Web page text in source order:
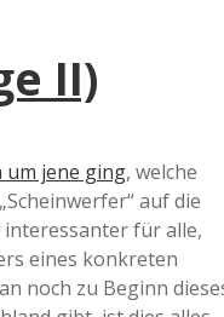
II)
um jene ging, welche
auf die
interessanter für alle,
eines konkreten
noch zu Beginn